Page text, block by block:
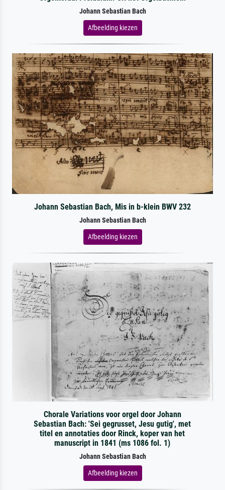
Johann Sebastian Bach
Afbeelding kiezen
Johann Sebastian Bach, Mis in b-klein BWV 232
Johann Sebastian Bach
Afbeelding kiezen
Chorale Variations voor orgel door Johann
Sebastian Bach: 'Sei gegrusset, Jesu gutig', met
titel en annotaties door Rinck, koper van het
manuscript in 1841 (ms 1086 fol. 1)
Johann Sebastian Bach
Afbeelding kiezen